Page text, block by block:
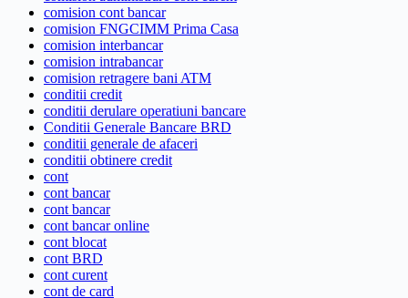
comision cont bancar
comision FNGCIMM Prima Casa
comision interbancar
comision intrabancar
comision retragere bani ATM
conditii credit
conditii derulare operatiuni bancare
Conditii Generale Bancare BRD
conditii generale de afaceri
conditii obtinere credit
cont
cont bancar
cont bancar
cont bancar online
cont blocat
cont BRD
cont curent
cont de card